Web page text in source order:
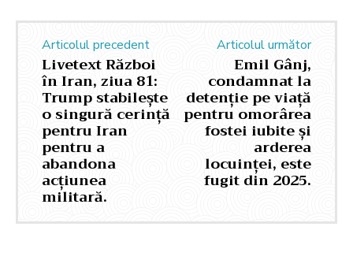
Articolul precedent
Livetext Război
în Iran, ziua 81:
Trump stabilește
o singură cerință
pentru Iran
pentru a
abandona
acțiunea
militară.
Articolul următor
Emil Gânj,
condamnat la
detenție pe viață
pentru omorârea
fostei iubite și
arderea
locuinței, este
fugit din 2025.